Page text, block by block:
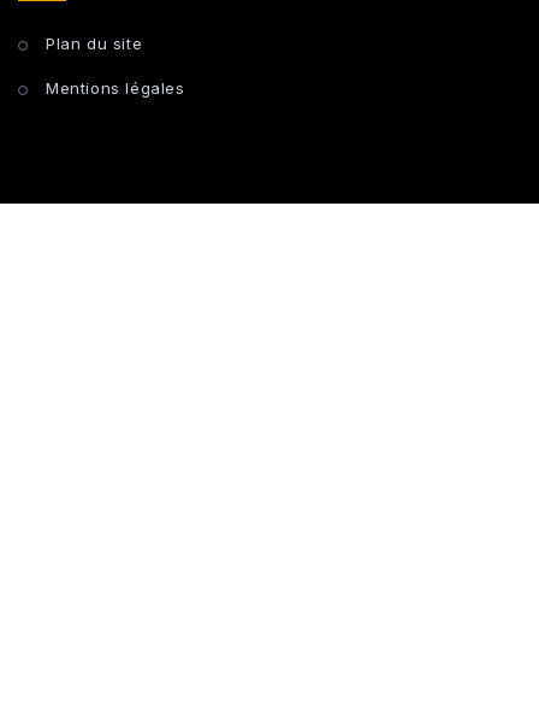
Plan du site
Mentions légales